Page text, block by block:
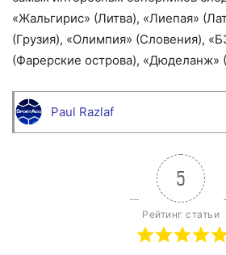
«Жальгирис» (Литва), «Лиепая»
(Грузия), «Олимпия» (Словения),
(Фарерские острова), «Дюделанж»
Paul Razlaf
5
Рейтинг статьи